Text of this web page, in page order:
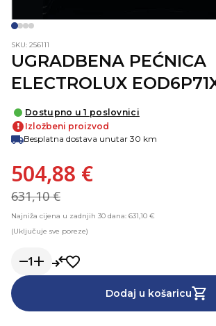
SKU: 256111
UGRADBENA PEĆNICA
ELECTROLUX
Dostupno u 1 poslovnici
! Izložbeni proizvod
Besplatna dostava unutar 30 km
504,88 €
631,10 €
Najniža cijena u zadnjih 30 dana: 631,10 €
(Uključuje sve poreze)
1
Dodaj u košaricu